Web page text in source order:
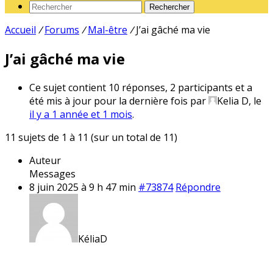
Rechercher
Accueil / Forums / Mal-être / J’ai gâché ma vie
J’ai gâché ma vie
Ce sujet contient 10 réponses, 2 participants et a
été mis à jour pour la dernière fois par
Kelia D, le
il y a 1 année et 1 mois.
11 sujets de 1 à 11 (sur un total de 11)
Auteur
Messages
8 juin 2025 à 9 h 47 min #73874 Répondre
KéliaD